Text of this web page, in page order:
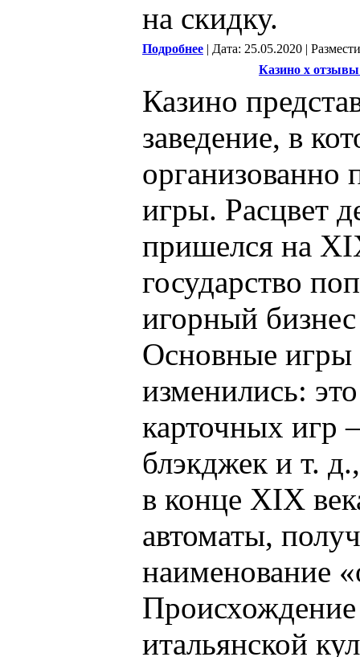
на скидку.
Подробнее | Дата: 25.05.2020 |
Казино х
Казино
заведение, в
организованно
игры. Расцвет
пришелся на
государство
игорный
Основные игры
изменились:
карточных игр
блэкджек и т.
в конце XIX
автоматы,
наименование
Происхождение
итальянской